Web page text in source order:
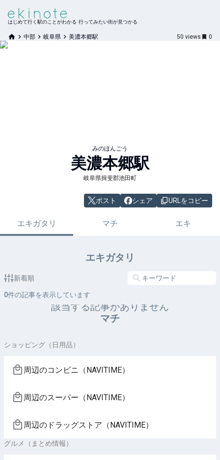
はじめて行く駅のことがわかる 行ってみたい街が見つかる
中部 岐阜県 美濃本郷駅 50 views 0
みのほんごう
美濃本郷駅
岐阜県揖斐郡池田町
ポスト シェア URLをコピー
エキガタリ マチ エキ
エキガタリ
新着順
0件の記事を表示しています
該当する記事がありません
マチ
ショッピング（日用品）
周辺のコンビニ（NAVITIME）
周辺のスーパー（NAVITIME）
周辺のドラッグストア（NAVITIME）
グルメ（まとめ情報）